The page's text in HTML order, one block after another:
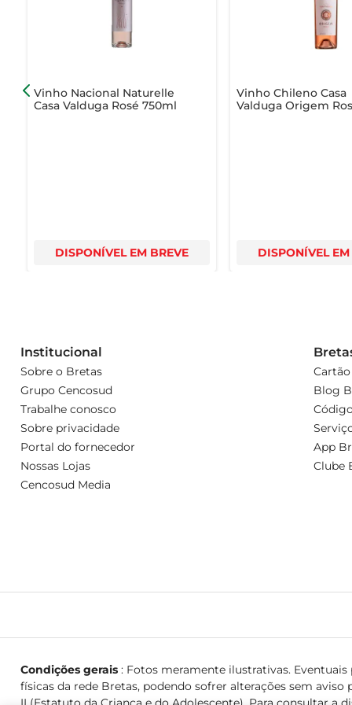
Vinho Nacional Naturelle
Casa Valduga Rosé 750ml
DISPONÍVEL EM BREVE
Vinho Chileno Casa
Valduga Origem
DISPONÍVEL EM
Institucional
Sobre o Bretas
Grupo Cencosud
Trabalhe conosco
Sobre privacidade
Portal do fornecedor
Nossas Lojas
Cencosud Media
Blog
App
Clube
Condições gerais: Fotos meramente ilustrativas. Eventuais
físicas da rede Bretas, podendo sofrer alterações sem aviso